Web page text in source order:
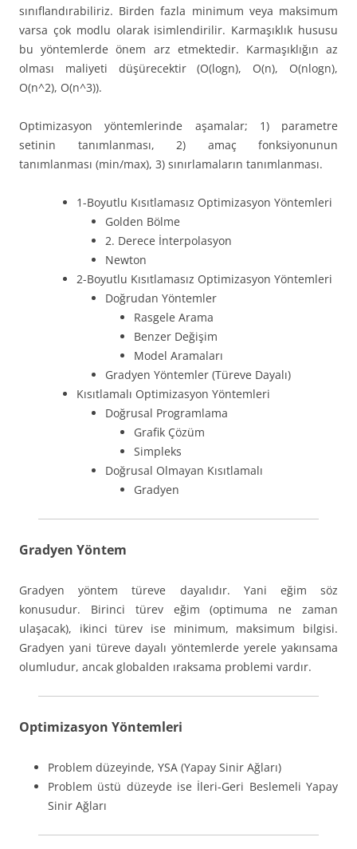
sınıflandırabiliriz. Birden fazla minimum veya maksimum
varsa çok modlu olarak isimlendirilir. Karmaşıklık hususu
bu yöntemlerde önem arz etmektedir. Karmaşıklığın az
olması maliyeti düşürecektir (O(logn), O(n), O(nlogn),
O(n^2), O(n^3)).
Optimizasyon yöntemlerinde aşamalar; 1) parametre
setinin tanımlanması, 2) amaç fonksiyonunun
tanımlanması (min/max), 3) sınırlamaların tanımlanması.
1-Boyutlu Kısıtlamasız Optimizasyon Yöntemleri
Golden Bölme
2. Derece İnterpolasyon
Newton
2-Boyutlu Kısıtlamasız Optimizasyon Yöntemleri
Doğrudan Yöntemler
Rasgele Arama
Benzer Değişim
Model Aramaları
Gradyen Yöntemler (Türeve Dayalı)
Kısıtlamalı Optimizasyon Yöntemleri
Doğrusal Programlama
Grafik Çözüm
Simpleks
Doğrusal Olmayan Kısıtlamalı
Gradyen
Gradyen Yöntem
Gradyen yöntem türeve dayalıdır. Yani eğim söz
konusudur. Birinci türev eğim (optimuma ne zaman
ulaşacak), ikinci türev ise minimum, maksimum bilgisi.
Gradyen yani türeve dayalı yöntemlerde yerele yakınsama
olumludur, ancak globalden ıraksama problemi vardır.
Optimizasyon Yöntemleri
Problem düzeyinde, YSA (Yapay Sinir Ağları)
Problem üstü düzeyde ise İleri-Geri Beslemeli Yapay
Sinir Ağları